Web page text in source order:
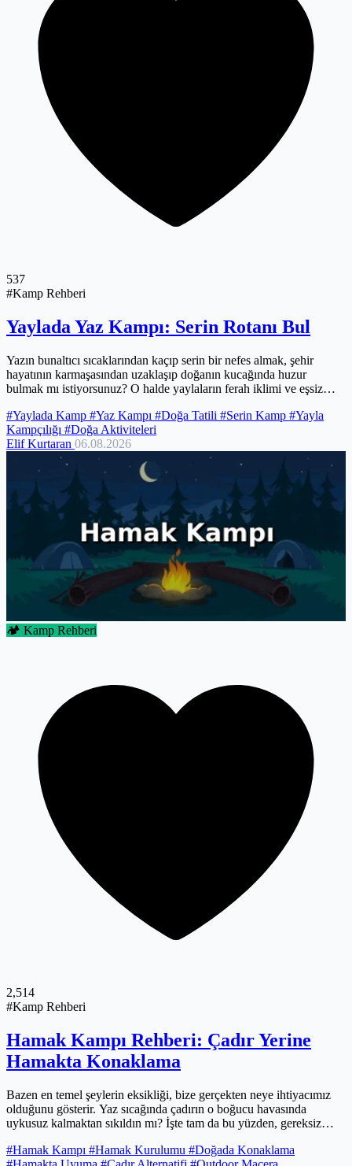
537
#Kamp Rehberi
Yaylada Yaz Kampı: Serin Rotanı Bul
Yazın bunaltıcı sıcaklarından kaçıp serin bir nefes almak, şehir
hayatının karmaşasından uzaklaşıp doğanın kucağında huzur
bulmak mı istiyorsunuz? O halde yaylaların ferah iklimi ve eşsiz
altında geçirilen serin gecelerden, kuş sesleriyle uyanılan sabahlara,
bedeninizi ve zihninizi yenileyecek bir deneyim vaat ediyor. Bu özel
macerayı en verimli ve güvenli şekilde yaşamanız için doğru
planlamadan, dikkat etmeniz gerekenlere kadar tüm detayları bu
yazıda keşfedeceksiniz. Rotanızı yükseklere çevirin ve unutulmaz
anılar biriktirmeye hazırlanın.
#Yaylada Kamp #Yaz Kampı #Doğa Tatili #Serin Kamp #Yayla
Kampçılığı #Doğa Aktiviteleri
Elif Kurtaran 06.08.2026
🏕️ Kamp Rehberi
2,514
#Kamp Rehberi
Hamak Kampı Rehberi: Çadır Yerine
Hamakta Konaklama
Bazen en temel şeylerin eksikliği, bize gerçekten neye ihtiyacımız
olduğunu gösterir. Yaz sıcağında çadırın o boğucu havasında
uykusuz kalmaktan sıkıldın mı? İşte tam da bu yüzden, gereksiz
düştüm ben de: Hamak kampı! Bu rehberde, yılların deneyimiyle
#Hamak Kampı #Hamak Kurulumu #Doğada Konaklama